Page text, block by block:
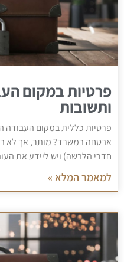
פרטיות במקום
ותשובות
פרטיות כללית במקום העבודה
אבטחה במשרד? מותר, אך לא
חדרי הלבשה) ויש ליידע את
למאמר המלא »